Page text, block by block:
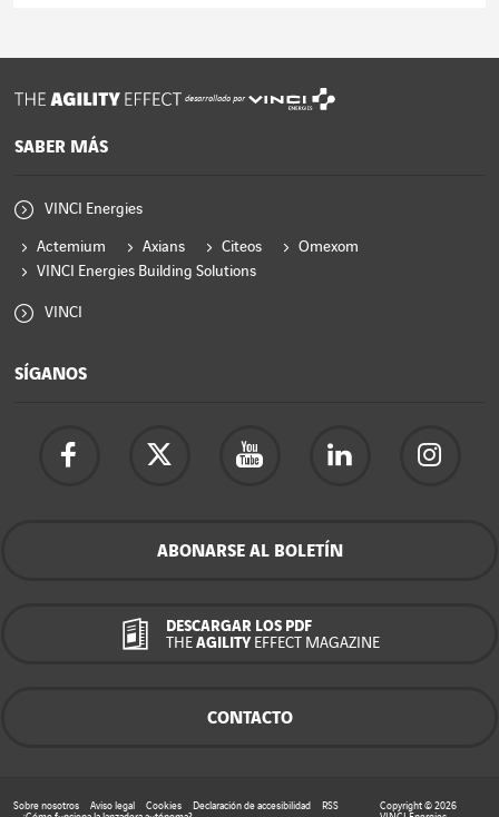
desarrollado por
SABER MÁS
VINCI Energies
Actemium Axians Citeos
Omexom
VINCI Energies Building Solutions
VINCI
SÍGANOS
ABONARSE AL BOLETÍN
DESCARGAR LOS PDF
THE AGILITY EFFECT MAGAZINE
CONTACTO
Sobre nosotros Aviso legal Cookies Declaración de accesibilidad
RSS
Copyright © 2026